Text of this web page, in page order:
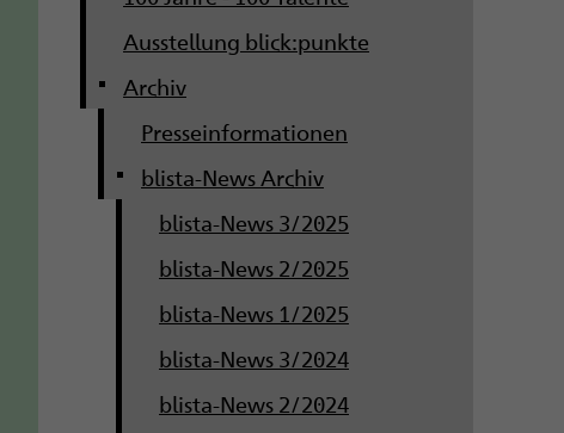
o
Ausstellung blick:punkte
Archiv
Presseinformationen
blista-News Archiv
blista-News 3/2025
blista-News 2/2025
blista-News 1/2025
blista-News 3/2024
blista-News 2/2024